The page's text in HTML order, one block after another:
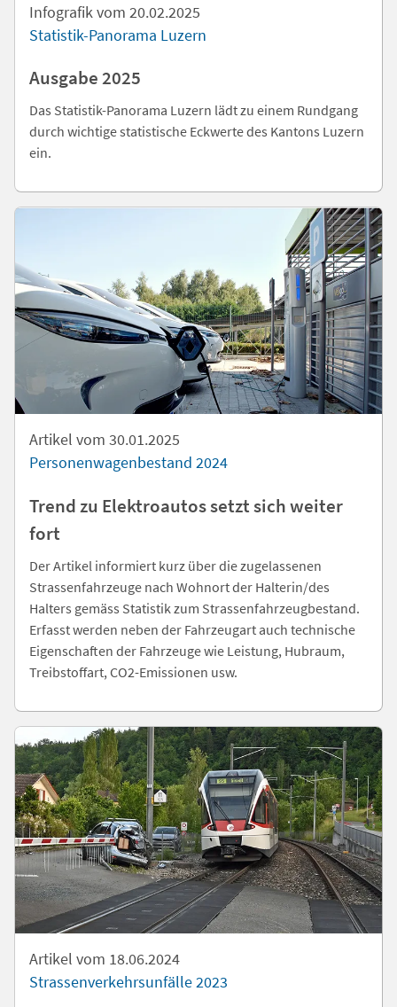
Infografik vom 20.02.2025
Statistik-Panorama Luzern
Ausgabe 2025
Das Statistik-Panorama Luzern lädt zu einem Rundgang
durch wichtige statistische Eckwerte des Kantons Luzern
ein.
Artikel vom 30.01.2025
Personenwagenbestand 2024
Trend zu Elektroautos setzt sich weiter
fort
Der Artikel informiert kurz über die zugelassenen
Strassenfahrzeuge nach Wohnort der Halterin/des
Halters gemäss Statistik zum Strassenfahrzeugbestand.
Erfasst werden neben der Fahrzeugart auch technische
Eigenschaften der Fahrzeuge wie Leistung, Hubraum,
Treibstoffart, CO2-Emissionen usw.
Artikel vom 18.06.2024
Strassenverkehrsunfälle 2023